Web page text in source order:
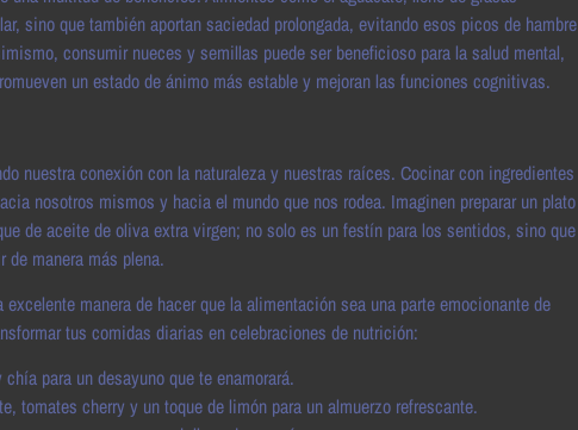
sino que también aportan saciedad prolongada, evitando esos picos de hambre
consumir nueces y semillas puede ser beneficioso para la salud mental,
un estado de ánimo más estable y mejoran las funciones cognitivas.
nuestra conexión con la naturaleza y nuestras raíces. Cocinar con ingredientes
nosotros mismos y hacia el mundo que nos rodea. Imaginen preparar un plato
de aceite de oliva extra virgen; no solo es un festín para los sentidos, sino que
manera más plena.
manera de hacer que la alimentación sea una parte emocionante de
tus comidas diarias en celebraciones de nutrición:
para un desayuno que te enamorará.
tomates cherry y un toque de limón para un almuerzo refrescante.